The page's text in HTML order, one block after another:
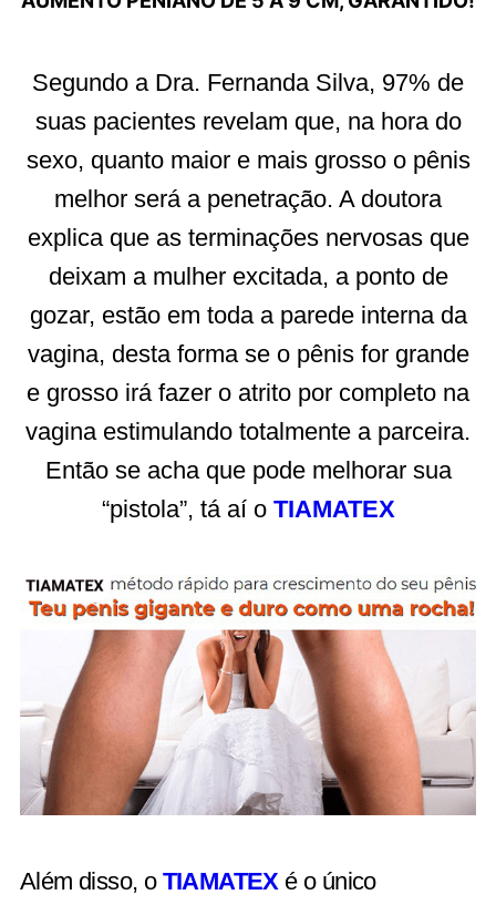
Segundo a Dra. Fernanda Silva, 97% de
suas pacientes revelam que, na hora do
sexo, quanto maior e mais grosso o pênis
melhor será a penetração. A doutora
explica que as terminações nervosas que
deixam a mulher excitada, a ponto de
gozar, estão em toda a parede interna da
vagina, desta forma se o pênis for grande
e grosso irá fazer o atrito por completo na
vagina estimulando totalmente a parceira.
Então se acha que pode melhorar sua
“pistola”, tá aí o TIAMATEX
Além disso, o TIAMATEX é o único